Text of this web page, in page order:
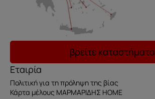
βρείτε καταστήματα
Εταιρία
Πολιτική για τη πρόληψη της βίας
Κάρτα μέλους ΜΑΡΜΑΡΙΔΗΣ HOME